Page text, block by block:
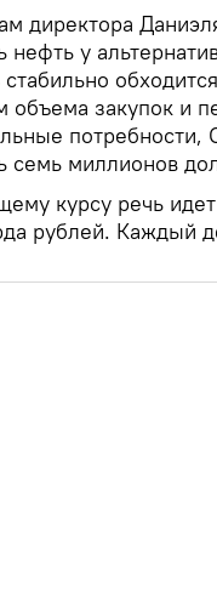
директора
нефть у
стабильно
объема закупок и
потребности,
семь миллионов
курсу речь
рублей. Каждый